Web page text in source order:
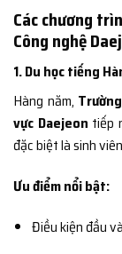
Các chương
Công nghệ
1. Du học tiếng
Hàng năm,
vực Daejeon tiếp
đặc biệt là sinh
Ưu điểm nổi bật:
Điều kiện đầu